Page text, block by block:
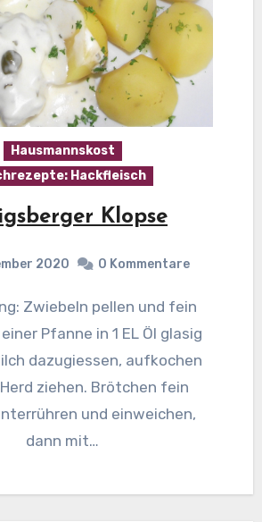
Hausmannskost
Hackfleisch
Klopse
2020 0 Kommentare
Pfanne in 1 EL Öl glasig
dazugiessen, aufkochen
ziehen. Brötchen fein
und einweichen,
dann mit…